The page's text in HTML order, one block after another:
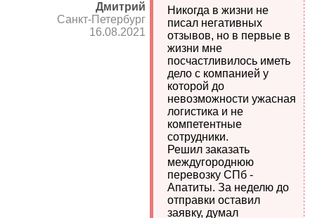
Дмитрий
Санкт-Петербург
16.08.2021
Никогда в жизни не
писал негативных
отзывов, но в первые в
жизни мне
посчастливилось иметь
дело с компанией у
которой до
невозможности ужасная
логистика и не
компетентные
сотрудники.
Решил заказать
междугороднюю
перевозку СПб -
Апатиты. За неделю до
отправки оставил
заявку, думал